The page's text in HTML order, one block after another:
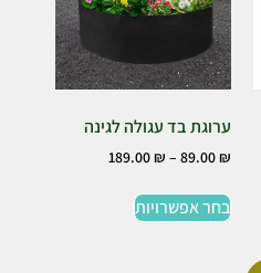
ערוגת בד עגולה לגינה
89.00₪
–
189.00₪
בחר אפשרויות